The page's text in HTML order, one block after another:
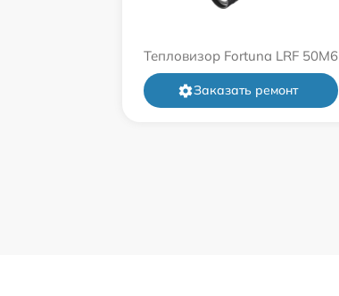
Тепловизор Fortuna LRF 50M6
Заказать ремонт